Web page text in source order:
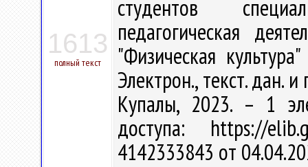
1613
полный текст
студентов
педагогическая
"Физическая
Электрон., текст. дан.
Купалы, 2023. – 1
доступа: https://
4142333843 от